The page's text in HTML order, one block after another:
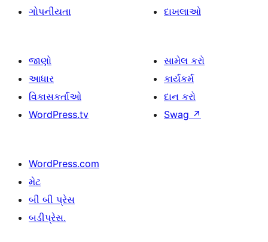
ગોપનીયતા
દાખલાઓ
જાણો
આધાર
વિકાસકર્તાઓ
WordPress.tv
સામેલ કરો
કાર્યકર્મ
દાન કરો
Swag ↗
WordPress.com
મેટ
બી બી પ્રેસ
બડીપ્રેસ.